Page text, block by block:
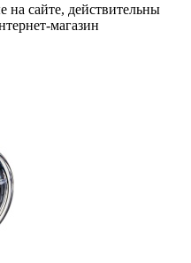
на сайте, действительны
магазин